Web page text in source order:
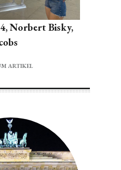
Norbert Bisky,
ARTIKEL